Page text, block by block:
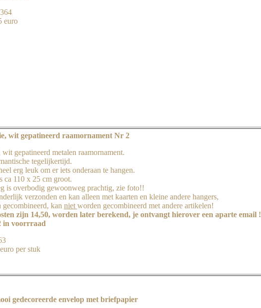
euro
wit gepatineerd raamornament Nr 2
wit gepatineerd metalen raamornament.
tegelijkertijd.
erg leuk om er iets onderaan te hangen.
ca 110 x 25 cm groot.
is overbodig gewoonweg prachtig, zie foto!!
verzonden en kan alleen met kaarten en kleine andere hangers,
gecombineerd, kan niet worden gecombineerd met andere artikelen!
zijn 14,50, worden later berekend, je ontvangt hierover een aparte email !
in voorrraad
per stuk
gedecoreerde envelop met briefpapier